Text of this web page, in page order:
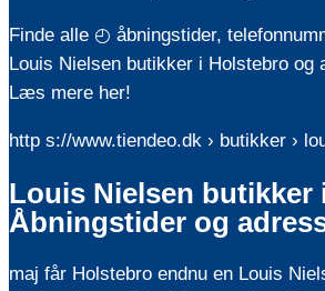
Finde alle ◴ åbningstider,
Louis Nielsen butikker i Holstebro og
Læs mere her!
http s://www.tiendeo.dk › butikker ›
Louis Nielsen butikker
Åbningstider og
maj får Holstebro endnu en Louis